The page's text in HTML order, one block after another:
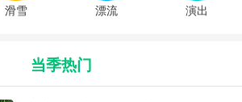
滑雪 漂流 演出
当季热门